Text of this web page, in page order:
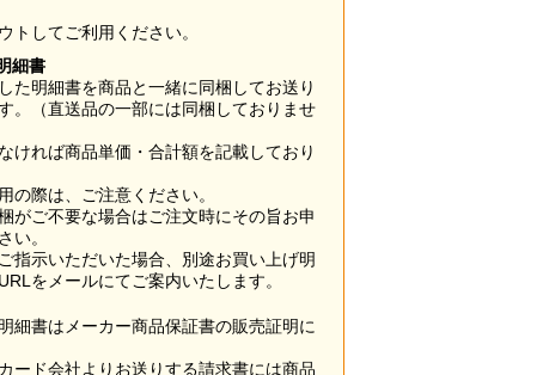
トしてご利用ください。
細書
た明細書を商品と一緒に同梱してお送り
。（直送品の一部には同梱しておりませ
ければ商品単価・合計額を記載しており
の際は、ご注意ください。
がご不要な場合はご注文時にその旨お申
い。
指示いただいた場合、別途お買い上げ明
をメールにてご案内いたします。
細書はメーカー商品保証書の販売証明に
ード会社よりお送りする請求書には商品